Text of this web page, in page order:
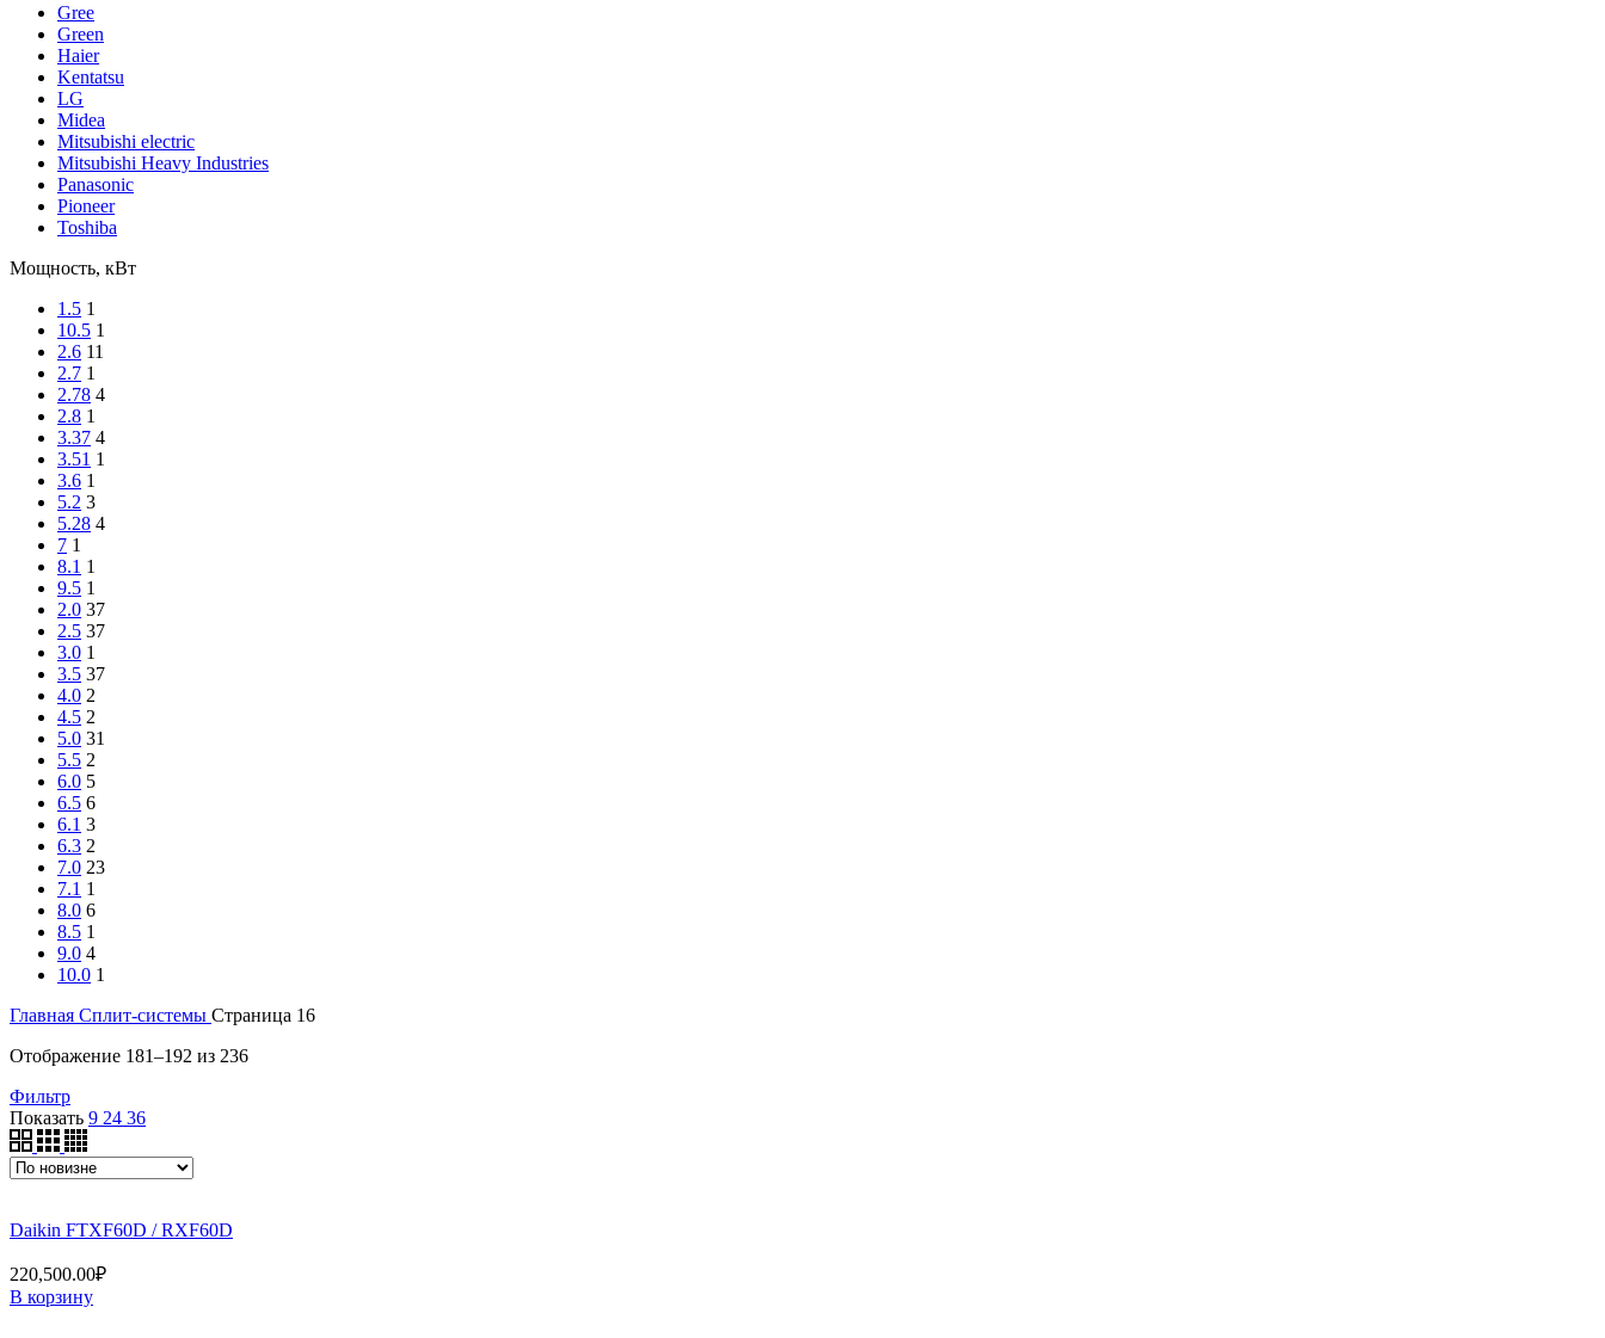
Gree
Green
Haier
Kentatsu
LG
Midea
Mitsubishi electric
Mitsubishi Heavy Industries
Panasonic
Pioneer
Toshiba
Мощность, кВт
1.5 1
10.5 1
2.6 11
2.7 1
2.78 4
2.8 1
3.37 4
3.51 1
3.6 1
5.2 3
5.28 4
7 1
8.1 1
9.5 1
2.0 37
2.5 37
3.0 1
3.5 37
4.0 2
4.5 2
5.0 31
5.5 2
6.0 5
6.5 6
6.1 3
6.3 2
7.0 23
7.1 1
8.0 6
8.5 1
9.0 4
10.0 1
Главная Сплит-системы Страница 16
Отображение 181–192 из 236Сортировка:
Фильтр
Показать 9 24 36
Daikin FTXF60D / RXF60D
220,500.00₽
В корзину